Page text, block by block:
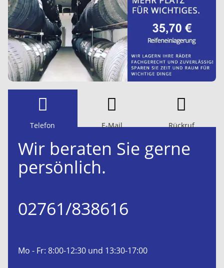
Telefon E-Mail Rückruf
Wir beraten Sie gerne
persönlich.
02761/838616
Mo - Fr: 8:00-12:30 und 13:30-17:00